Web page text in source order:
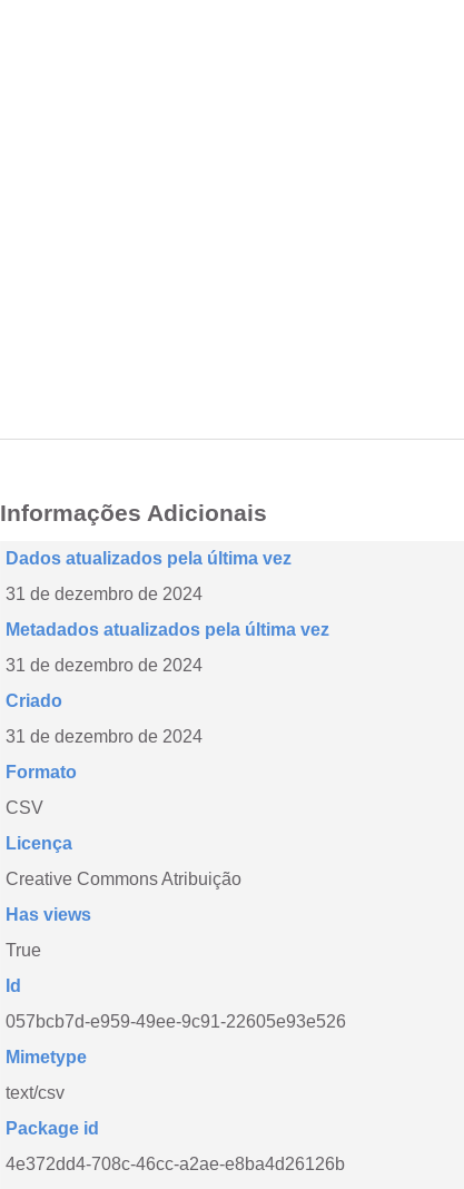
Informações Adicionais
Dados atualizados pela última vez
31 de dezembro de 2024
Metadados atualizados pela última vez
31 de dezembro de 2024
Criado
31 de dezembro de 2024
Formato
CSV
Licença
Creative Commons Atribuição
Has views
True
Id
057bcb7d-e959-49ee-9c91-22605e93e526
Mimetype
text/csv
Package id
4e372dd4-708c-46cc-a2ae-e8ba4d26126b